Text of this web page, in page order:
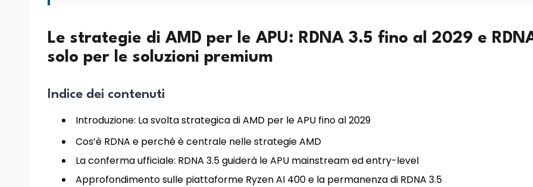
Le strategie di AMD per le APU: RDNA 3.5 fino al 2029 e
solo per le soluzioni premium
Indice dei contenuti
Introduzione: La svolta strategica di AMD per le APU fino al 2029
Cos’è RDNA e perché è centrale nelle strategie AMD
La conferma ufficiale: RDNA 3.5 guiderà le APU mainstream ed entry-level
Approfondimento sulle piattaforme Ryzen AI 400 e la permanenza di RDNA 3.5